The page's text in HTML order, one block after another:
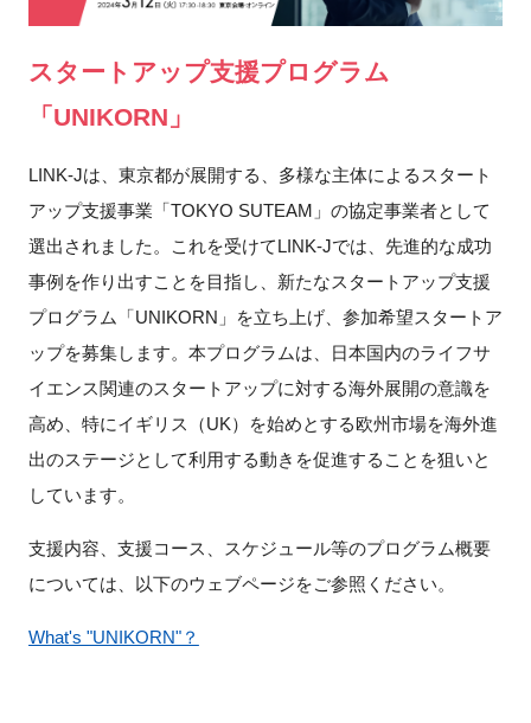
LINK-Jを知る
特別会員
施設・アクセス
FAQ
イベントお知らせメール登録
スタートアップ支援プログラム
「UNIKORN」
LINK-Jは、東京都が展開する、多様な主体によるスタート
アップ支援事業「TOKYO SUTEAM」の協定事業者として
選出されました。これを受けてLINK-Jでは、先進的な成功
事例を作り出すことを目指し、新たなスタートアップ支援
プログラム「UNIKORN」を立ち上げ、参加希望スタートア
ップを募集します。本プログラムは、日本国内のライフサ
イエンス関連のスタートアップに対する海外展開の意識を
高め、特にイギリス（UK）を始めとする欧州市場を海外進
出のステージとして利用する動きを促進することを狙いと
しています。
支援内容、支援コース、スケジュール等のプログラム概要
については、以下のウェブページをご参照ください。
What's "UNIKORN"？